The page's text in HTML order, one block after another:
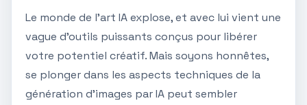
Le monde de l'art IA explose, et avec lui vient une
vague d'outils puissants conçus pour libérer
votre potentiel créatif. Mais soyons honnêtes,
se plonger dans les aspects techniques de la
génération d'images par IA peut sembler